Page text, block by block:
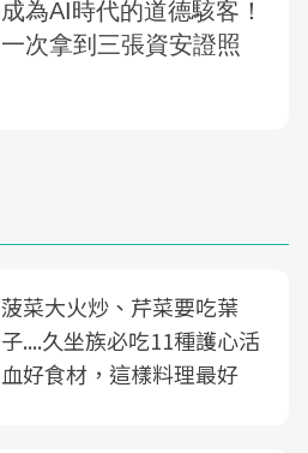
菠菜大火炒、芹菜要吃葉
子....久坐族必吃11種護心活
血好食材，這樣料理最好